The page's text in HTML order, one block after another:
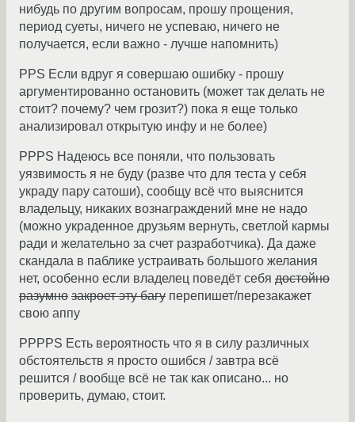
нибудь по другим вопросам, прошу прощения,
период суеты, ничего не успеваю, ничего не
получается, если важно - лучше напомнить)
PPS Если вдруг я совершаю ошибку - прошу
аргументированно остановить (может так делать не
стоит? почему? чем грозит?) пока я еще только
анализировал открытую инфу и не более)
PPPS Надеюсь все поняли, что пользовать
уязвимость я не буду (разве что для теста у себя
украду пару сатоши), сообщу всё что выяснится
владельцу, никаких вознаграждений мне не надо
(можно украденное друзьям вернуть, светлой кармы
ради и желательно за счет разработчика). Да даже
скандала в паблике устраивать большого желания
нет, особенно если владелец поведёт себя достойно
разумно закроет эту багу перепишет/перезакажет
свою аппу
PPPPS Есть вероятность что я в силу различных
обстоятельств я просто ошибся / завтра всё
решится / вообще всё не так как описано... но
проверить, думаю, стоит.